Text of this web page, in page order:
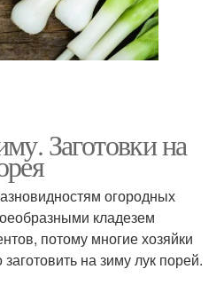
Заготовки на
огородных
кладезем
потому многие хозяйки
на зиму лук порей.